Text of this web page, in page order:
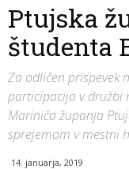
Ptujska
študenta
Za odličen prispevek
participacijo v družbi
Mariniča županja
sprejemom v mestni
14. januarja, 2019